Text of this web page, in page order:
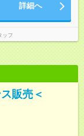
詳細へ
ッフ
販売＜